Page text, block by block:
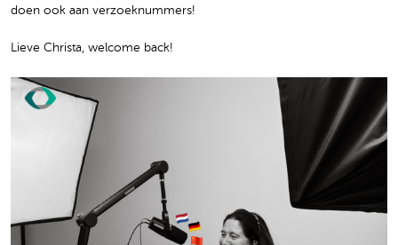
doen ook aan verzoeknummers!
Lieve Christa, welcome back!